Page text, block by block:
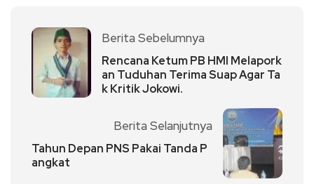
Berita Sebelumnya
Rencana Ketum PB HMI Melapork
an Tuduhan Terima Suap Agar Ta
k Kritik Jokowi.
Berita Selanjutnya
Tahun Depan PNS Pakai Tanda P
angkat